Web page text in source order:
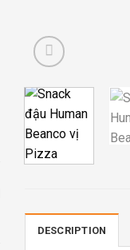
DESCRIPTION